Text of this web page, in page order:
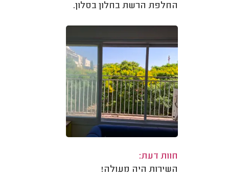
החלפת הרשת בחלון בסלון.
חוות דעת:
השירות היה מעולה!